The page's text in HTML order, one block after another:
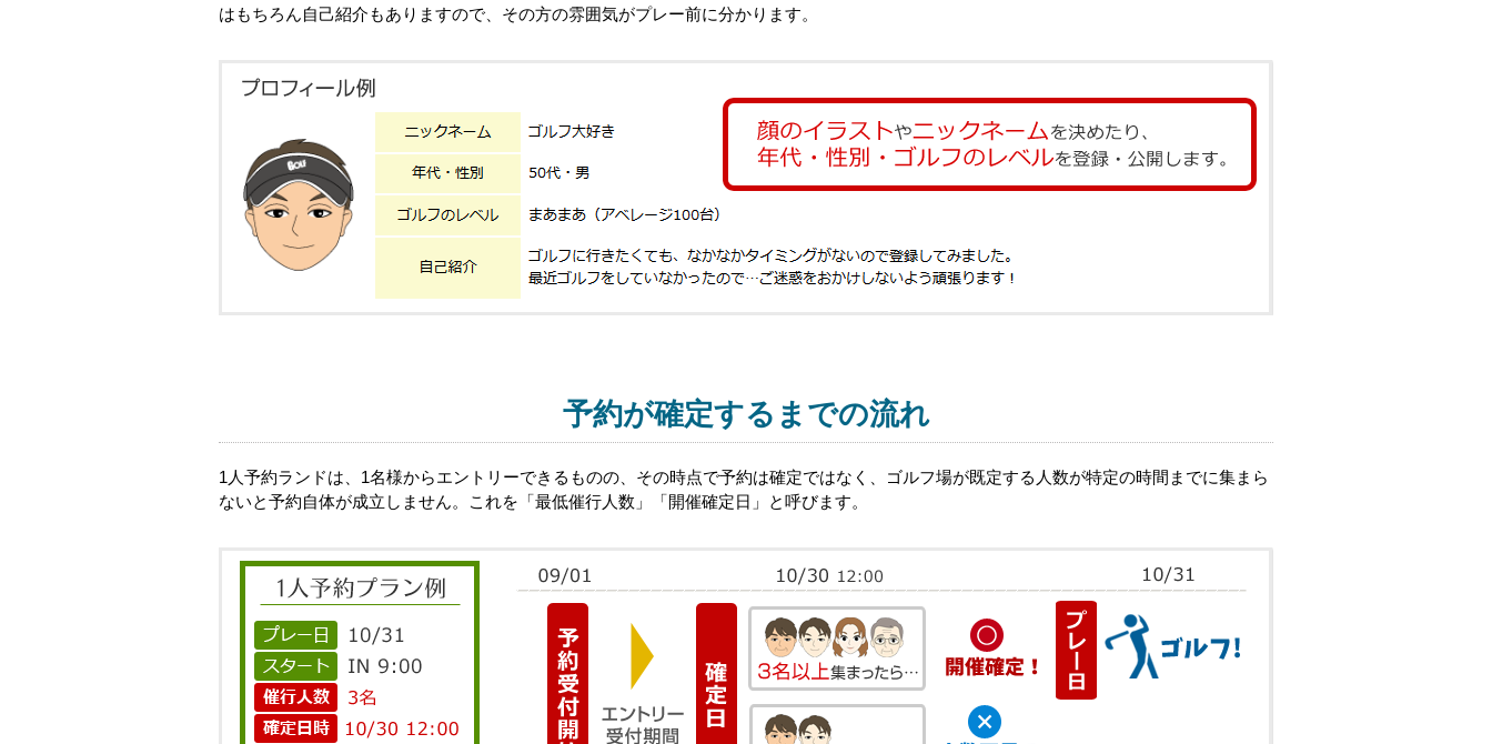
はもちろん自己紹介もありますので、その方の雰囲気がプレー前に分かります。
予約が確定するまでの流れ
1人予約ランドは、1名様からエントリーできるものの、その時点で予約は確定ではなく、ゴルフ場が既定する人数が特定の時間までに集まら
ないと予約自体が成立しません。これを「最低催行人数」「開催確定日」と呼びます。